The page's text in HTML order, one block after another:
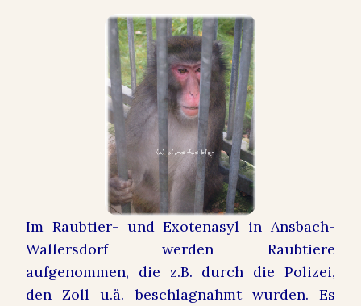
Im Raubtier- und Exotenasyl in Ansbach-
Wallersdorf werden Raubtiere
aufgenommen, die z.B. durch die Polizei,
den Zoll u.ä. beschlagnahmt wurden. Es